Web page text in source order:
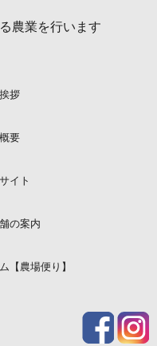
農業を行います
拶
要
イト
の案内
【農場便り】